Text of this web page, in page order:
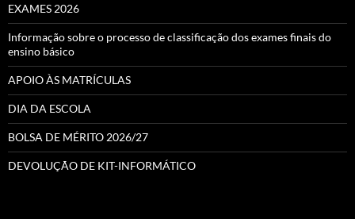
EXAMES 2026
Informação sobre o processo de classificação dos exames finais do
ensino básico
APOIO ÀS MATRÍCULAS
DIA DA ESCOLA
BOLSA DE MÉRITO 2026/27
DEVOLUÇÃO DE KIT-INFORMÁTICO